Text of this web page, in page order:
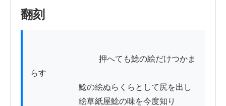
翻刻
らす
鯰の絵ぬらくらとして尻を出し
絵草紙屋鯰の味を今度知り